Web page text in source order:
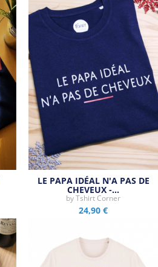
LE PAPA IDÉAL N'A PAS DE
CHEVEUX -…
byTshirt Corner
24,90 €